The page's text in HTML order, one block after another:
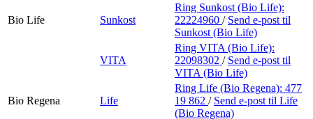
Bio Life Sunkost
Ring Sunkost (Bio Life):
22224960 / Send e-post til
Sunkost (Bio Life)
VITA
Ring VITA (Bio Life):
22098302 / Send e-post til
VITA (Bio Life)
Bio Regena Life
Ring Life (Bio Regena): 477
19 862 / Send e-post til Life
(Bio Regena)